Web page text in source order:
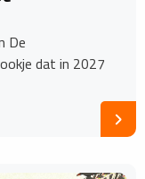
De
dat in 2027